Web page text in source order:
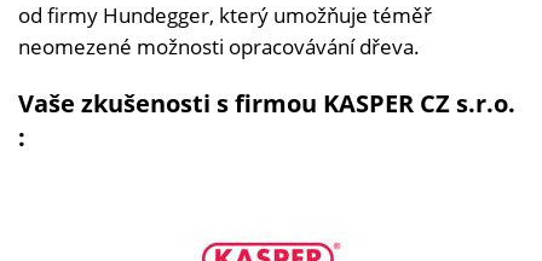
od firmy Hundegger, který umožňuje téměř
neomezené možnosti opracovávání dřeva.
Vaše zkušenosti s firmou KASPER CZ s.r.o.
: